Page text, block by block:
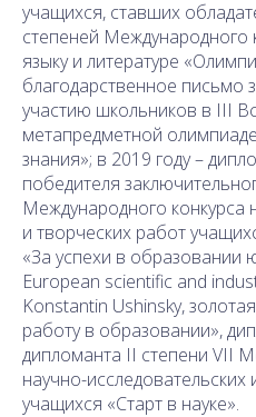
учащихся, ставших
степеней Международного
языку и литературе
благодарственное письмо
участию школьников в III
метапредметной
знания»; в 2019 году –
победителя
Международного конкурса
и творческих работ
«За успехи в образовании
European scientific and
Konstantin Ushinsky,
работу в образовании»,
дипломанта II степени VII
научно-исследовательских
учащихся «Старт в науке».